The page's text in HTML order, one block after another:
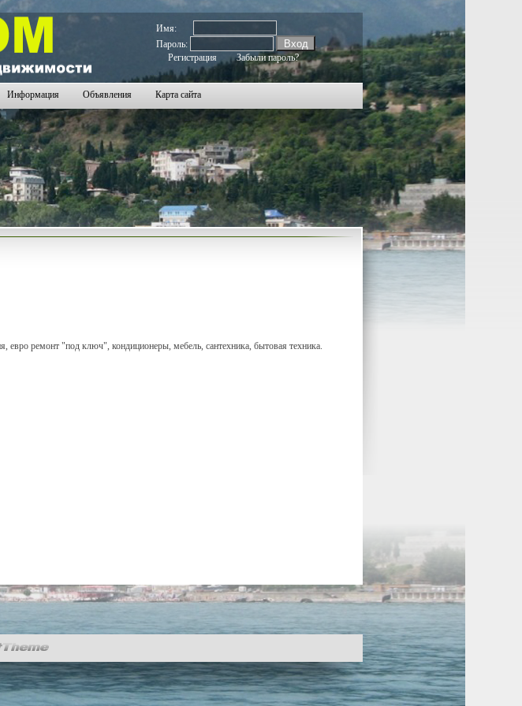
Имя:
Пароль:
Регистрация
Забыли пароль?
Информация Объявления Карта сайта
евро ремонт "под ключ", кондиционеры, мебель, сантехника, бытовая техника.